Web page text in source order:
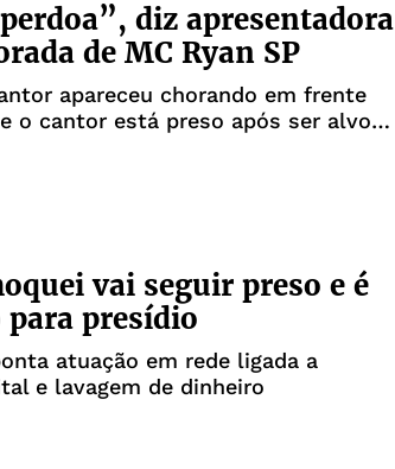
diz apresentadora
de MC Ryan SP
apareceu chorando em frente
o cantor está preso após ser alvo
vai seguir preso e é
presídio
atuação em rede ligada a
e lavagem de dinheiro